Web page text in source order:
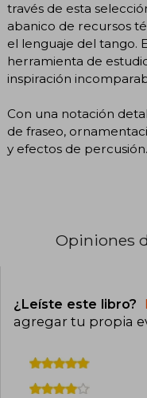
través de esta
abanico de recursos
el lenguaje del tango.
herramienta de
inspiración
Con una notación
de fraseo,
y efectos de percusión.
Opiniones
¿Leíste este libro?
agregar tu propia